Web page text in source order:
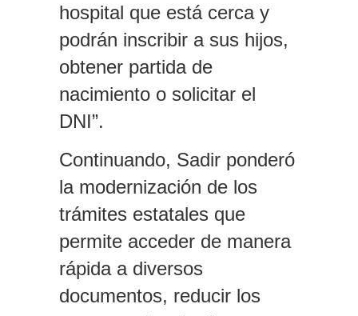
hospital que está cerca y
podrán inscribir a sus hijos,
obtener partida de
nacimiento o solicitar el
DNI”.
Continuando, Sadir ponderó
la modernización de los
trámites estatales que
permite acceder de manera
rápida a diversos
documentos, reducir los